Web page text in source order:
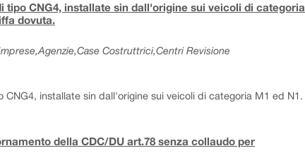
CNG4, installate sin dall'origine sui veicoli di categoria
dovuta.
Costruttrici,Centri Revisione
installate sin dall'origine sui veicoli di categoria M1 ed N1.
della CDC/DU art.78 senza collaudo per